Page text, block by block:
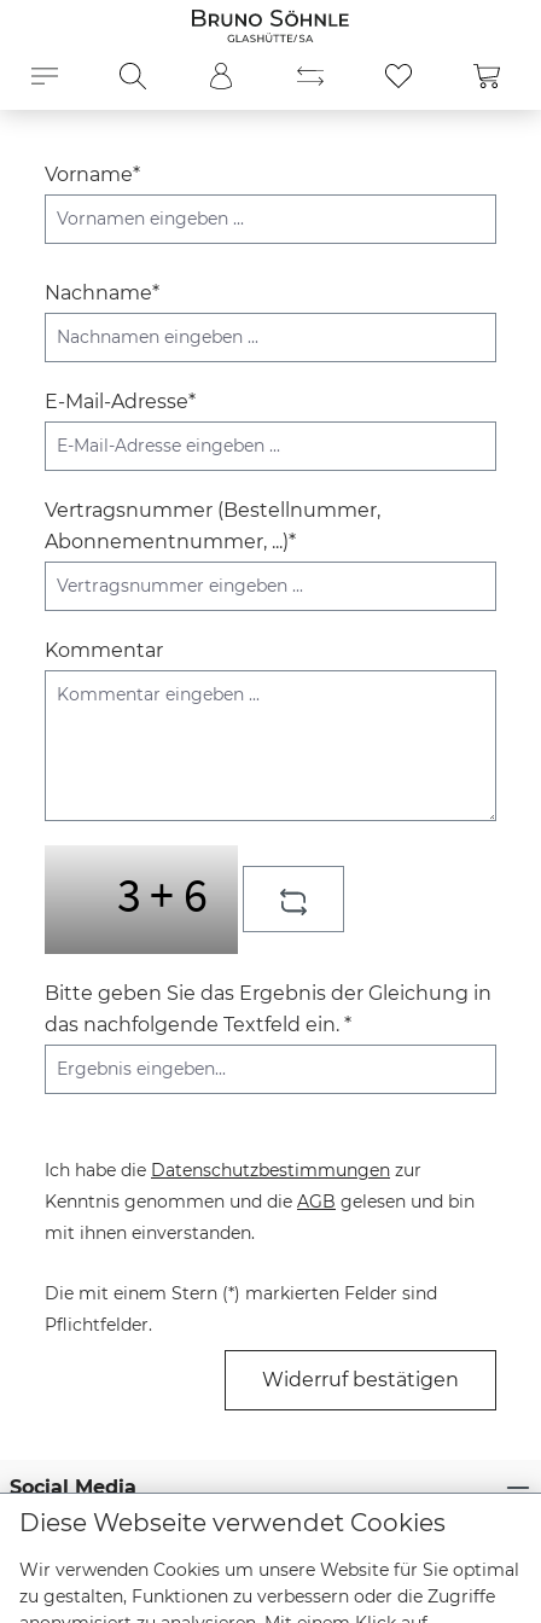
Vorname*
Nachname*
E-Mail-Adresse*
Vertragsnummer (Bestellnummer,
Abonnementnummer, ...)*
Kommentar
Bitte geben Sie das Ergebnis der Gleichung in
das nachfolgende Textfeld ein. *
Ich habe die Datenschutzbestimmungen zur
Kenntnis genommen und die AGB gelesen und bin
mit ihnen einverstanden.
Die mit einem Stern (*) markierten Felder sind
Pflichtfelder.
Widerruf bestätigen
Social Media
Zahlungsmittel
Lieferanten
Diese Webseite verwendet Cookies
Wir verwenden Cookies um unsere Website für Sie optimal
zu gestalten, Funktionen zu verbessern oder die Zugriffe